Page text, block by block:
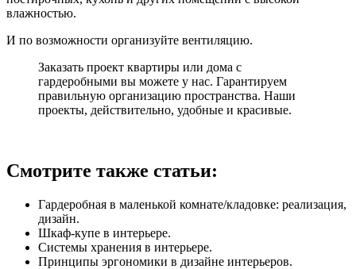
влажностью.
И по возможности организуйте вентиляцию.
Заказать проект квартиры или дома с
гардеробными вы можете у нас. Гарантируем
правильную организацию пространства. Наши
проекты, действительно, удобные и красивые.
Смотрите также статьи:
Гардеробная в маленькой комнате/кладовке: реализация,
дизайн.
Шкаф-купе в интерьере.
Системы хранения в интерьере.
Принципы эргономики в дизайне интерьеров.